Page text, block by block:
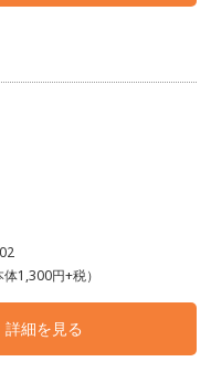
1,300円+税）
詳細を見る